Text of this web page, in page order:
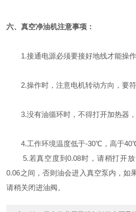
六、真空净油机注意事项：
1.接通电源必须要接好地线才能操作
2.操作时，注意电机转动方向，要符
3.没有油循环时，不得打开加热器，
4.工作环境温度低于-30℃，高于40℃
5.若真空度到0.08时，请稍打开放
0.06之间，否则油会进入真空泵内，如
请稍关闭进油阀。